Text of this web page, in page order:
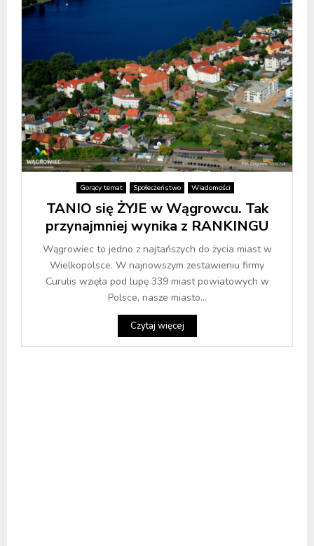
Gorący temat Społeczeństwo Wiadomości
TANIO się ŻYJE w Wągrowcu. Tak
przynajmniej wynika z RANKINGU
Wągrowiec to jedno z najtańszych do życia miast w
Wielkopolsce. W najnowszym zestawieniu firmy
Curulis wzięła pod lupę 339 miast powiatowych w
Polsce, nasze miasto...
Czytaj więcej